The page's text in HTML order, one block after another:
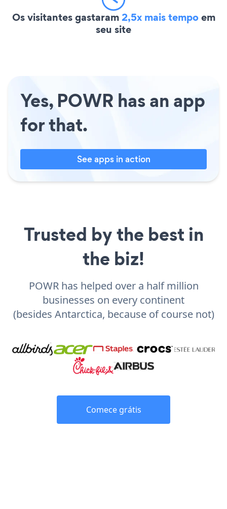
Os visitantes gastaram2,5x mais tempoem
seu site
Yes, POWR has an app
for that.
See apps in action
Trusted by the best in
the biz!
POWR has helped over a half million
businesses on every continent
(besides Antarctica, because of course not)
Comece grátis